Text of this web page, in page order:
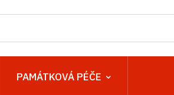
PAMÁTKOVÁ PÉČE